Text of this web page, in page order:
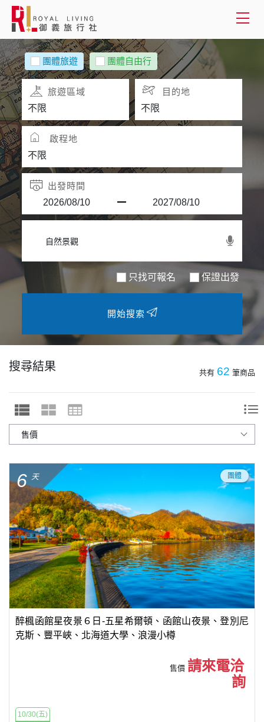
會員登入
國外旅遊
國內旅遊
客服專線(02) 2515-1218
團體旅遊 團體自由行
旅遊區域 目的地
啟程地
出發時間
只找可報名 保證出發
開始搜索
搜尋結果 共有 62 筆商品
6 天 團體
醉楓函館星夜景６日-五星希爾頓、函館山夜景、登別尼
克斯、豐平峽、北海道大學、浪漫小樽
售價 請來電洽
詢
10/30(五)